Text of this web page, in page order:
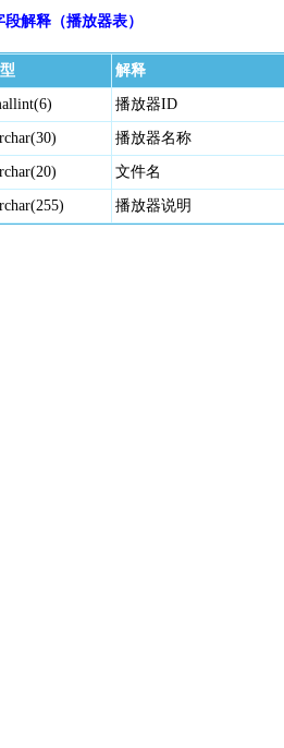
解释（播放器表）
解释
播放器ID
播放器名称
文件名
播放器说明